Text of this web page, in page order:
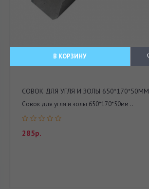
В КОРЗИНУ
СОВОК ДЛЯ УГЛЯ И ЗОЛЫ 650*170*50ММ
Совок для угля и золы 650*170*50мм ..
285р.